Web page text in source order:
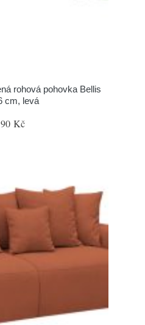
rohová pohovka Bellis
cm, levá
Kč